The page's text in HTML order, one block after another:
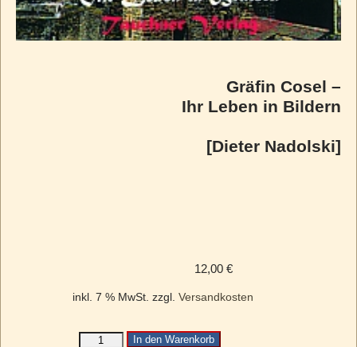
Gräfin Cosel –
Ihr Leben in Bildern
[Dieter Nadolski]
12,00 €
inkl. 7 % MwSt. zzgl. Versandkosten
In den Warenkorb